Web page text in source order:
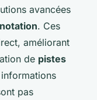
avancées
. Ces
améliorant
de pistes
pas